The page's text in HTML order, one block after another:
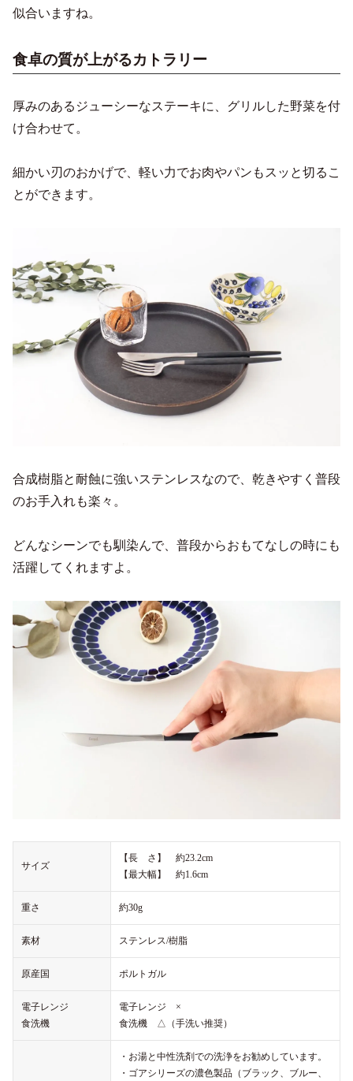
似合いますね。
食卓の質が上がるカトラリー
厚みのあるジューシーなステーキに、グリルした野菜を付
け合わせて。
細かい刃のおかげで、軽い力でお肉やパンもスッと切るこ
とができます。
合成樹脂と耐蝕に強いステンレスなので、乾きやすく普段
のお手入れも楽々。
どんなシーンでも馴染んで、普段からおもてなしの時にも
活躍してくれますよ。
サイズ
【長 さ】 約23.2cm
【最大幅】 約1.6cm
重さ 約30g
素材 ステンレス/樹脂
原産国 ポルトガル
電子レンジ
食洗機
電子レンジ ×
食洗機 △（手洗い推奨）
・お湯と中性洗剤での洗浄をお勧めしています。
・ゴアシリーズの濃色製品（ブラック、ブルー、